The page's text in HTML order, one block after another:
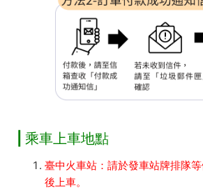
| 乘車上車地點
臺中火車站：請於發車站牌排隊
後上車。